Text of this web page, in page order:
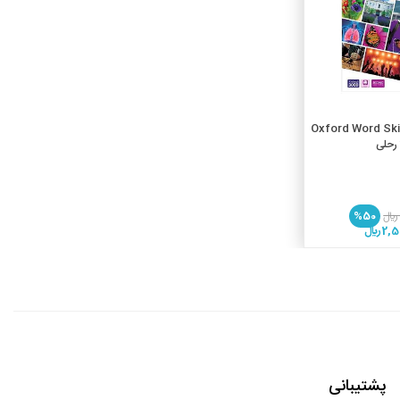
به سبد خرید
Oxford Word
%50
پشتیبانی